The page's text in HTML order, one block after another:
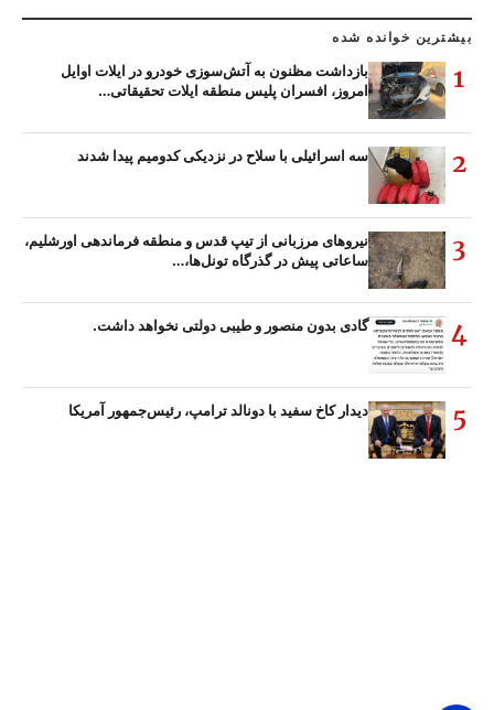
بیشترین خوانده شده
1
بازداشت مظنون به آتش‌سوزی خودرو در ایلات اوایل
امروز، افسران پلیس منطقه ایلات تحقیقاتی…
2 سه اسرائیلی با سلاح در نزدیکی کدومیم پیدا شدند
3
نیروهای مرزبانی از تیپ قدس و منطقه فرماندهی اورشلیم،
ساعاتی پیش در گذرگاه تونل‌ها،…
4 گادی بدون منصور و طیبی دولتی نخواهد داشت.
5 دیدار کاخ سفید با دونالد ترامپ، رئیس‌جمهور آمریکا